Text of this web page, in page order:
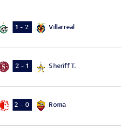
1 - 2 Villarreal
2 - 1 Sheriff T.
2 - 0 Roma